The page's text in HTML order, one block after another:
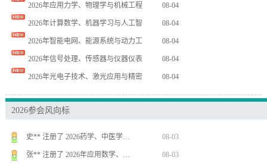
2026年应用力学、物理学与机械工程 08-04
2026年计算数学、机器学习与人工智 08-04
2026年智能电网、能源系统与动力工 08-04
2026年信号处理、传感器与仪器仪表 08-04
2026年光电子技术、激光应用与精密 08-04
2026参会风向标
08-04
刘** 注册了 2026年超导材料、…
08-04
Z** 注册了 2026年安全科学与…
08-03
史** 注册了 2026药学、中医学…
08-03
张** 注册了 2026年应用数学、…